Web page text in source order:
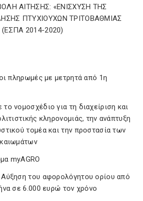
πληρωμές με μετρητά από 1η
νομοσχέδιο για τη διαχείριση και
κληρονομιάς, την ανάπτυξη
τομέα και την προστασία των
myAGRO
του αφορολόγητου ορίου από
σε 6.000 ευρώ τον χρόνο
ΑΙΤΗΣΗΣ: «ΕΝΙΣΧΥΣΗ ΤΗΣ
ΠΤΥΧΙΟΥΧΩΝ ΤΡΙΤΟΒΑΘΜΙΑΣ
2014-2020)